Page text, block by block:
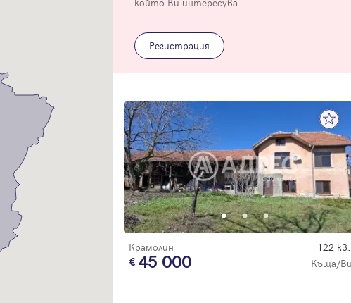
Регистрация
Крамолин 122
45 000 Къща/
Благодарим ви! Проверете имейл адрес си, за да активирате
регистрацията.
Успех!
Благодарим ви! Очаквайте скоро да се свържем с вас!
Продължи с Facebook
или влезте с имейл
Имейл Парола